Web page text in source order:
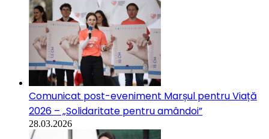
Comunicat post-eveniment Marșul pentru Viață
2026 – „Solidaritate pentru amândoi”
28.03.2026